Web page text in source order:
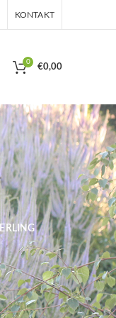
KONTAKT
0
€0,00